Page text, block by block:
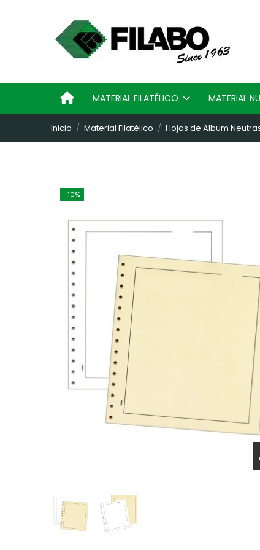
MATERIAL FILATÉLICO MATERIAL
Inicio Material Filatélico Hojas de Album
-10%